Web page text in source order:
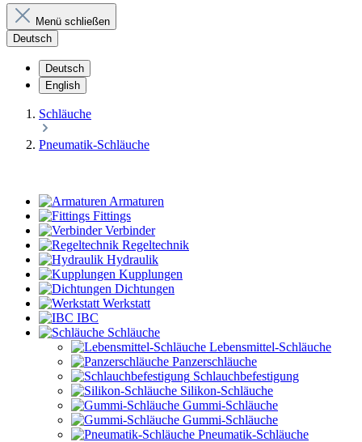
Menü schließen
Deutsch
Deutsch
English
Schläuche
Pneumatik-Schläuche
Armaturen
Fittings
Verbinder
Regeltechnik
Hydraulik
Kupplungen
Dichtungen
Werkstatt
IBC
Schläuche
Lebensmittel-Schläuche
Panzerschläuche
Schlauchbefestigung
Silikon-Schläuche
Gummi-Schläuche
Gummi-Schläuche
Pneumatik-Schläuche